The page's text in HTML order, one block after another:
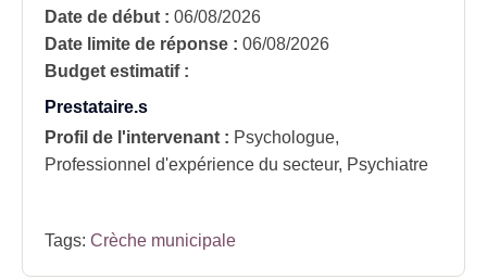
Date de début : 06/08/2026
Date limite de réponse : 06/08/2026
Budget estimatif :
Prestataire.s
Profil de l'intervenant : Psychologue,
Professionnel d'expérience du secteur, Psychiatre
Tags: Crèche municipale